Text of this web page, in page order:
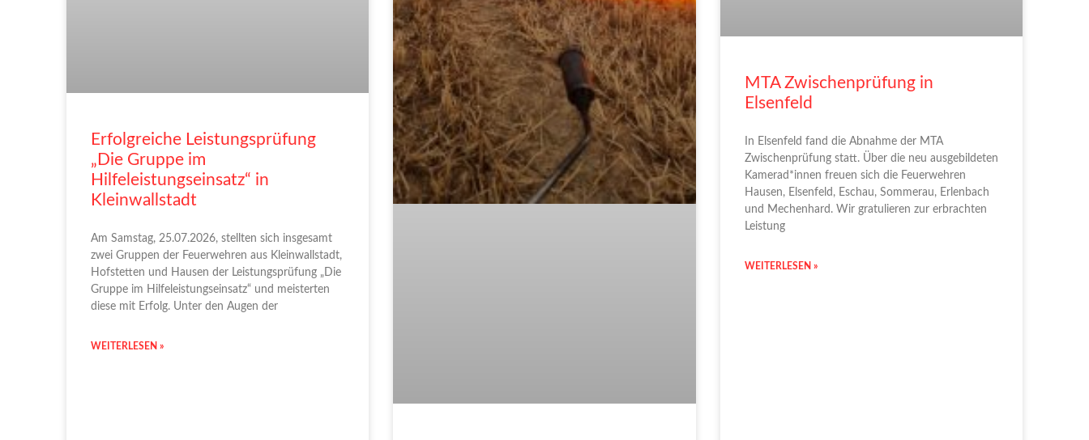
Erfolgreiche Leistungsprüfung
„Die Gruppe im
Hilfeleistungseinsatz“ in
Kleinwallstadt
Am Samstag, 25.07.2026, stellten sich insgesamt
zwei Gruppen der Feuerwehren aus Kleinwallstadt,
Hofstetten und Hausen der Leistungsprüfung „Die
Gruppe im Hilfeleistungseinsatz“ und meisterten
diese mit Erfolg. Unter den Augen der
WEITERLESEN »
MTA Zwischenprüfung in
Elsenfeld
In Elsenfeld fand die Abnahme der MTA
Zwischenprüfung statt. Über die neu ausgebildeten
Kamerad*innen freuen sich die Feuerwehren
Hausen, Elsenfeld, Eschau, Sommerau, Erlenbach
und Mechenhard. Wir gratulieren zur erbrachten
Leistung
WEITERLESEN »